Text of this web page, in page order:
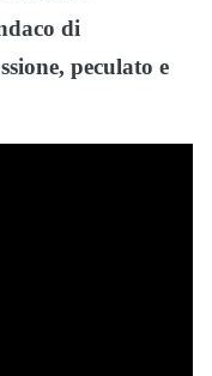
di
peculato e